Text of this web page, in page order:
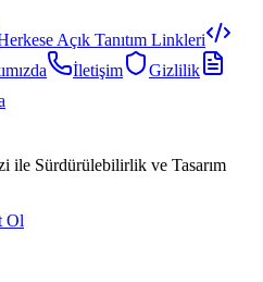
Açık Tanıtım Linkleri
İletişim
Gizlilik
ile Sürdürülebilirlik ve Tasarım
Ol